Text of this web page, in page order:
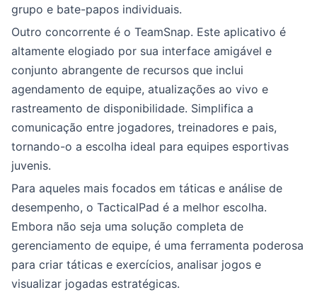
grupo e bate-papos individuais.
Outro concorrente é o TeamSnap. Este aplicativo é
altamente elogiado por sua interface amigável e
conjunto abrangente de recursos que inclui
agendamento de equipe, atualizações ao vivo e
rastreamento de disponibilidade. Simplifica a
comunicação entre jogadores, treinadores e pais,
tornando-o a escolha ideal para equipes esportivas
juvenis.
Para aqueles mais focados em táticas e análise de
desempenho, o TacticalPad é a melhor escolha.
Embora não seja uma solução completa de
gerenciamento de equipe, é uma ferramenta poderosa
para criar táticas e exercícios, analisar jogos e
visualizar jogadas estratégicas.